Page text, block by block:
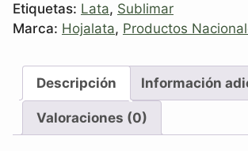
Etiquetas: Lata, Sublimar
Marca: Hojalata, Productos
Descripción Información
Valoraciones (0)